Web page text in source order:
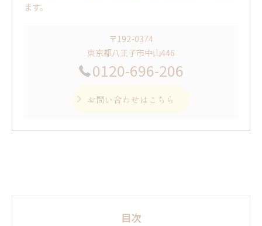
ます。
〒192-0374
東京都八王子市中山446
0120-696-206
お問い合わせはこちら
目次